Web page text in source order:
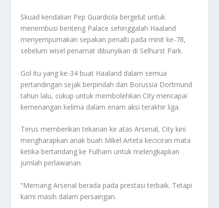
Skuad kendalian Pep Guardiola bergelut untuk
menembusi benteng Palace sehinggalah Haaland
menyempurnakan sepakan penalti pada minit ke-78,
sebelum wisel penamat dibunyikan di Selhurst Park.
Gol itu yang ke-34 buat Haaland dalam semua
pertandingan sejak berpindah dari Borussia Dortmund
tahun lalu, cukup untuk membolehkan City mencapai
kemenangan kelima dalam enam aksi terakhir liga.
Terus memberikan tekanan ke atas Arsenal, City kini
mengharapkan anak buah Mikel Arteta keciciran mata
ketika bertandang ke Fulham untuk melengkapkan
jumlah perlawanan.
“Memang Arsenal berada pada prestasi terbaik. Tetapi
kami masih dalam persaingan.